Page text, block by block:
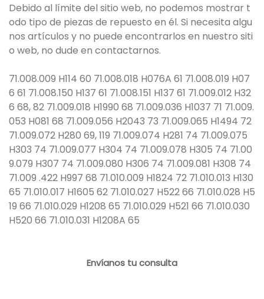
Debido al límite del sitio web, no podemos mostrar t
odo tipo de piezas de repuesto en él. Si necesita algu
nos artículos y no puede encontrarlos en nuestro siti
o web, no dude en contactarnos.
71.008.009 H114 60 71.008.018 H076A 61 71.008.019 H07
6 61 71.008.150 H137 61 71.008.151 H137 61 71.009.012 H32
6 68, 82 71.009.018 H1990 68 71.009.036 H1037 71 71.009.
053 H081 68 71.009.056 H2043 73 71.009.065 H1494 72
71.009.072 H280 69, 119 71.009.074 H281 74 71.009.075
H303 74 71.009.077 H304 74 71.009.078 H305 74 71.00
9.079 H307 74 71.009.080 H306 74 71.009.081 H308 74
71.009 .422 H997 68 71.010.009 H1824 72 71.010.013 H130
65 71.010.017 H1605 62 71.010.027 H522 66 71.010.028 H5
19 66 71.010.029 H1208 65 71.010.029 H521 66 71.010.030
H520 66 71.010.031 H1208A 65
Envíanos tu consulta